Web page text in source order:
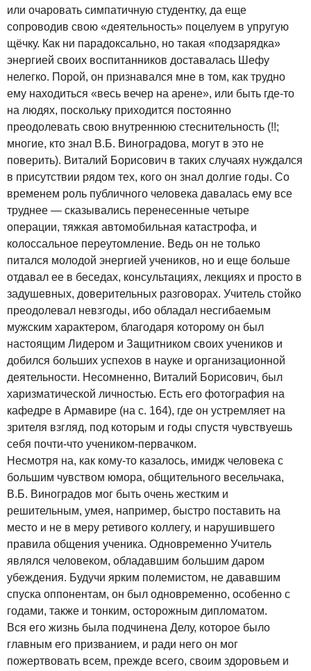
или очаровать симпатичную студентку, да еще
сопроводив свою «деятельность» поцелуем в упругую
щёчку. Как ни парадоксально, но такая «подзарядка»
энергией своих воспитанников доставалась Шефу
нелегко. Порой, он признавался мне в том, как трудно
ему находиться «весь вечер на арене», или быть где-то
на людях, поскольку приходится постоянно
преодолевать свою внутреннюю стеснительность (!!;
многие, кто знал В.Б. Виноградова, могут в это не
поверить). Виталий Борисович в таких случаях нуждался
в присутствии рядом тех, кого он знал долгие годы. Со
временем роль публичного человека давалась ему все
труднее — сказывались перенесенные четыре
операции, тяжкая автомобильная катастрофа, и
колоссальное переутомление. Ведь он не только
питался молодой энергией учеников, но и еще больше
отдавал ее в беседах, консультациях, лекциях и просто в
задушевных, доверительных разговорах. Учитель стойко
преодолевал невзгоды, ибо обладал несгибаемым
мужским характером, благодаря которому он был
настоящим Лидером и Защитником своих учеников и
добился больших успехов в науке и организационной
деятельности. Несомненно, Виталий Борисович, был
харизматической личностью. Есть его фотография на
кафедре в Армавире (на с. 164), где он устремляет на
зрителя взгляд, под которым и годы спустя чувствуешь
себя почти-что учеником-первачком.
Несмотря на, как кому-то казалось, имидж человека с
большим чувством юмора, общительного весельчака,
В.Б. Виноградов мог быть очень жестким и
решительным, умея, например, быстро поставить на
место и не в меру ретивого коллегу, и нарушившего
правила общения ученика. Одновременно Учитель
являлся человеком, обладавшим большим даром
убеждения. Будучи ярким полемистом, не дававшим
спуска оппонентам, он был одновременно, особенно с
годами, также и тонким, осторожным дипломатом.
Вся его жизнь была подчинена Делу, которое было
главным его призванием, и ради него он мог
пожертвовать всем, прежде всего, своим здоровьем и